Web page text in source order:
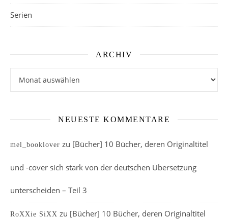
Serien
ARCHIV
NEUESTE KOMMENTARE
mel_booklover zu [Bücher] 10 Bücher, deren Originaltitel
und -cover sich stark von der deutschen Übersetzung
unterscheiden – Teil 3
RoXXie SiXX zu [Bücher] 10 Bücher, deren Originaltitel